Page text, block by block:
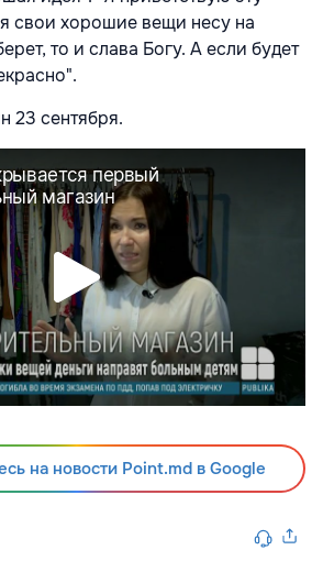
свои хорошие вещи несу на
то и слава Богу. А если будет
23 сентября.
на новости Point.md в Google